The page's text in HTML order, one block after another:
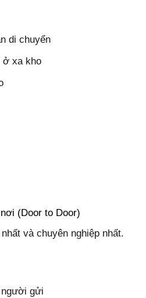
di chuyển
ở xa kho
(Door to Door)
và chuyên nghiệp nhất.
người gửi